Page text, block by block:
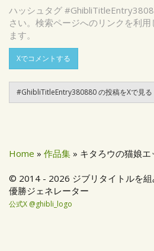
ハッシュタグ
さい。検索ページへのリンクを利
ます。
Xでコメントする
#GhibliTitleEntry380880 の投稿をXで見る
Home » 作品集 » キタろウの猫娘エ
© 2014 - 2026 ジブリタイトルを
優勝ジェネレーター
公式X @ghibli_logo